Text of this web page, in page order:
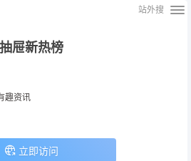
站外搜
抽屉新热榜
趣资讯
立即访问